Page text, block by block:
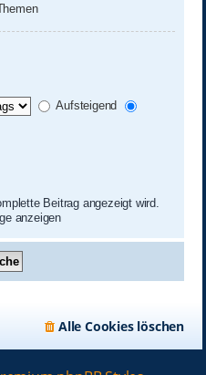
Aufsteigend
Beitrag angezeigt wird.
anzeigen
Alle Cookies löschen